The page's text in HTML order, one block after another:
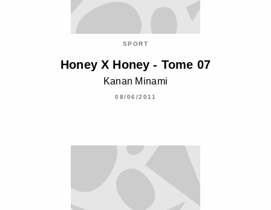
SPORT
Honey X Honey - Tome 07
Kanan Minami
08/06/2011